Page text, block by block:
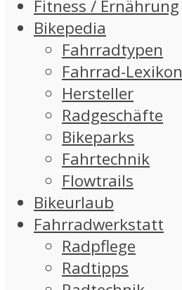
Fitness / Ernährung
Bikepedia
Fahrradtypen
Fahrrad-Lexikon
Hersteller
Radgeschäfte
Bikeparks
Fahrtechnik
Flowtrails
Bikeurlaub
Fahrradwerkstatt
Radpflege
Radtipps